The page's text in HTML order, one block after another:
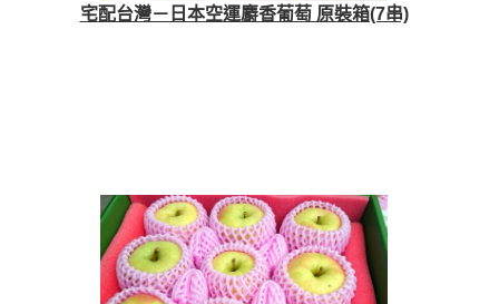
宅配台灣－日本空運麝香葡萄 原裝箱(7串)